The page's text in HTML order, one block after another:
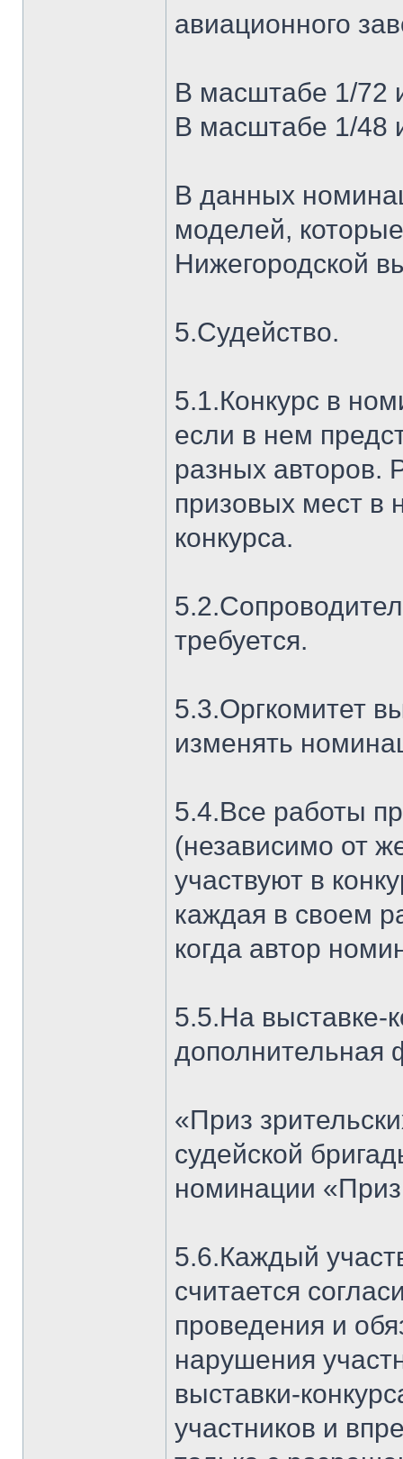
авиационного
В масштабе 1/72
В масштабе 1/48
В данных
моделей,
Нижегородской
5.Судейство.
5.1.Конкурс в
если в нем
разных авторов.
призовых мест в
конкурса.
требуется.
5.3.Оргкомитет
изменять
5.4.Все работы
(независимо от
участвуют в
каждая в своем
когда автор
5.5.На выставке-
дополнительная
«Приз
судейской
номинации «Приз
5.6.Каждый
считается
проведения и
нарушения
выставки-
участников и